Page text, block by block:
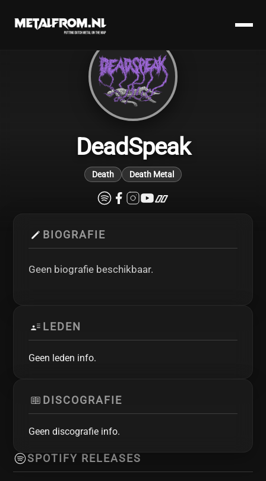
DeadSpeak
Death Death Metal
BIOGRAFIE
Geen biografie beschikbaar.
LEDEN
Geen leden info.
DISCOGRAFIE
Geen discografie info.
SPOTIFY RELEASES